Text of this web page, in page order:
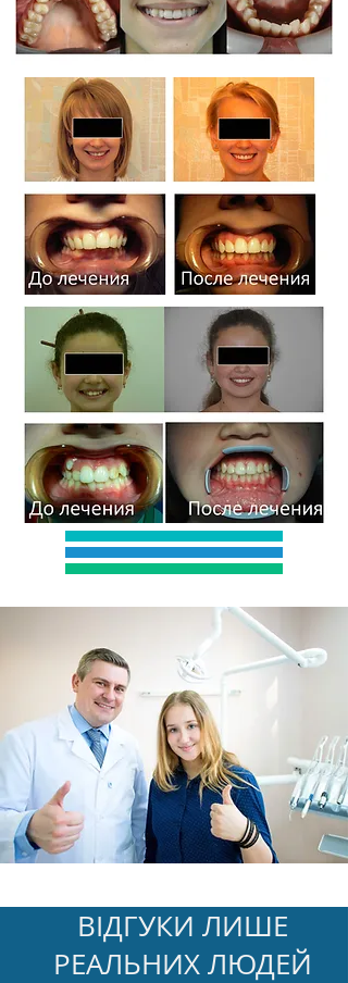
ВІДГУКИ ЛИШЕ
РЕАЛЬНИХ ЛЮДЕЙ